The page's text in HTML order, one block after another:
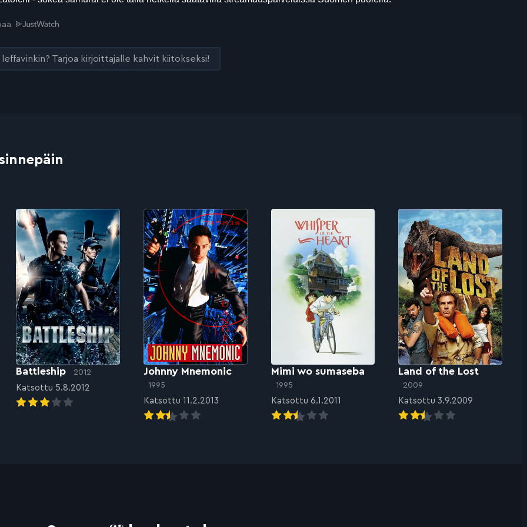
Tarjoa kirjoittajalle kahvit kiitokseksi!
Battleship 2012
Katsottu 5.8.2012
Johnny Mnemonic
1995
Katsottu 11.2.2013
Mimi wo sumaseba
1995
Katsottu 6.1.2011
Land of the Lost
2009
Katsottu 3.9.2009